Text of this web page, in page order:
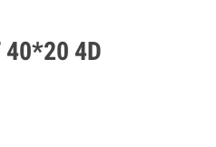
40*20 4D